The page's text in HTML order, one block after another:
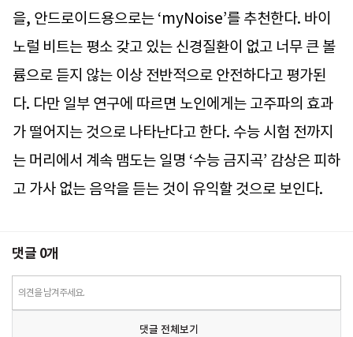
을, 안드로이드용으로는 ‘myNoise’를 추천한다. 바이
노럴 비트는 평소 갖고 있는 신경질환이 없고 너무 큰 볼
륨으로 듣지 않는 이상 전반적으로 안전하다고 평가된
다. 다만 일부 연구에 따르면 노인에게는 고주파의 효과
가 떨어지는 것으로 나타난다고 한다. 수능 시험 전까지
는 머리에서 계속 맴도는 일명 ‘수능 금지곡’ 감상은 피하
고 가사 없는 음악을 듣는 것이 유익할 것으로 보인다.
댓글 0개
의견을 남겨주세요.
댓글 전체보기